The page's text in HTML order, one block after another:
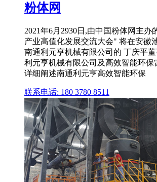
粉体网
2021年6月2930日,由中国粉体网主办
产业高值化发展交流大会" 将在安徽
南通利元亨机械有限公司的 丁庆平
利元亨机械有限公司及高效智能环保
详细阐述南通利元亨高效智能环保
联系电话: 180 3780 8511